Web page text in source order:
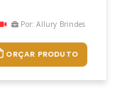
Por: Allury Brindes
ORÇAR PRODUTO